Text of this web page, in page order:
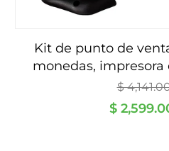
kit de punto de venta cajón 4 billetes 8
monedas,
código de barras -
de
$
$